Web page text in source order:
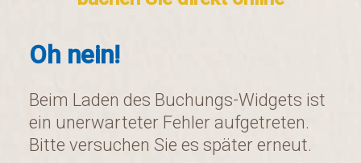
Oh nein!
Beim Laden des Buchungs-Widgets ist
ein unerwarteter Fehler aufgetreten.
Bitte versuchen Sie es später erneut.